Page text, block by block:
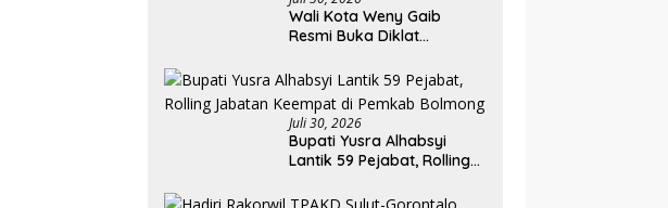
Wali Kota Weny Gaib
Resmi Buka Diklat
2026
Juli 30, 2026
Bupati Yusra Alhabsyi
Lantik 59 Pejabat, Rolling
Pemkab Bolmong